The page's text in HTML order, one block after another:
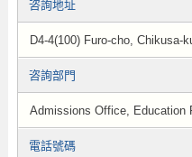
咨詢地址
D4-4(100) Furo-cho, Chikusa-
咨詢部門
Admissions Office, Education
電話號碼